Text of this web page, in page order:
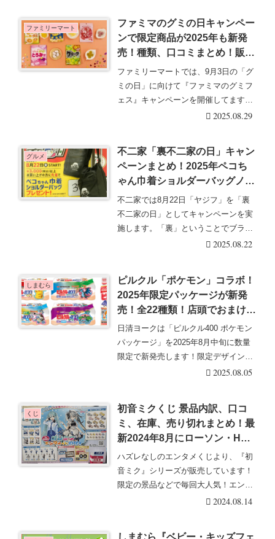
ファミリーマート
ファミマのグミの日キャンペー
ンで限定商品が2025年も新発
売！種類、口コミまとめ！販売
期間はいつまで？8月26日より
スタート！
ファミリーマートでは、9月3日の「グ
ミの日」に向けて『ファミマのグミフ
ェス』キャンペーンを開催してます。
ファミリーマート・・・続きを読む
2025.08.29
グルメ
不二家「裏不二家の日」キャン
ペーンまとめ！2025年ペコち
ゃん巾着ショルダーバッグノベ
ルティがもらえる！真っ黒なス
イーツも！
不二家では8月22日「ヤジフ」を「裏
不二家の日」としてキャンペーンを実
施します。「裏」ということでブラッ
クをテーマカラー・・・続きを読む
2025.08.22
しまむら
ピルクル「ポケモン」コラボ！
2025年限定パッケージが新発
売！全22種類！店頭でおまけが
もらえるキャンペーンは？取扱
店舗はどこ？
日清ヨークは「ピルクル400 ポケモン
パッケージ」を2025年8月中旬に数量
限定で新発売します！限定デザインが
登場です！・・・続きを読む2025.08.05
くじ
初音ミクくじ 景品内訳、口コ
ミ、在庫、売り切れまとめ！最
新2024年8月にローソン・HMV
限定！
ハズレなしのエンタメくじより、『初
音ミク』シリーズが販売しています！
限定の景品などで毎回大人気！エンタ
メくじ『初音ミク』・・・続きを読む
2024.08.14
しまむら『ベビー・キッズフェ